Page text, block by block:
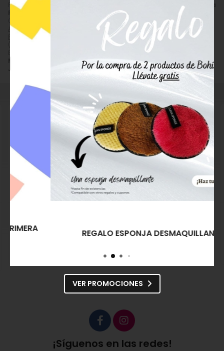
Precio, información, características e imágenes de
Mary Cohr Crema
Facial Antiedad Before & After Sun Nouvelle Jeunessereferencia
0895430, EAN 84820895430, pertenece a las categorías Crema
Antiedad, Antiarrugas y Reafirmante (389),Cremas Faciales
(9) y
Productos After Sun / Después del Sol
(19) y a la marca
Mary Cohr
Encuentra productos relacionados y de similares características a
Mary Cohr Crema Facial Antiedad Before & After Sun Nouvelle
Jeunesse
en "Solar", "Productos After Sun / Después del Sol".
noche, por todo el rostro. Continúe durante la
exposición y una semana después para prolongar
Presentación:
Envase de 50 ml.
Reparadora Post-Solar
56,00€ 53,20€ 42,40€ 40,28€
¡Síguenos en las redes!
REGALO ESPONJA DESMAQUILLANTE
VER PROMOCIONES